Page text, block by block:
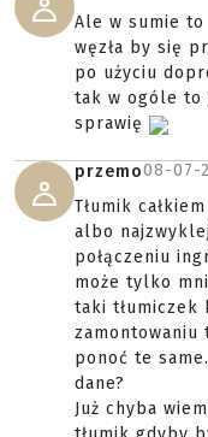
Ale w sumie
węzła by się
po użyciu
tak w ogóle to
sprawię
przemo08-07-
Tłumik
albo
połączeniu
może tylko
taki tłumiczek
zamontowaniu
ponoć te
dane?
Już chyba